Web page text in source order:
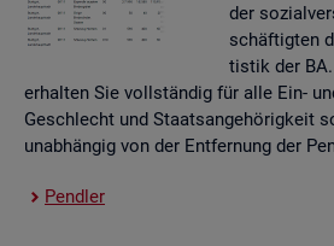
der
schäf­tig­ten
tis­tik der
er­hal­ten Sie voll­stän­dig für alle Ein-
Ge­schlecht und Staats­an­ge­hö­rig­keit
un­ab­hän­gig von der Ent­fer­nung der
Pend­ler